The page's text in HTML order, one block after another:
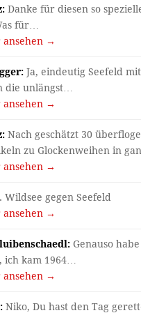
Danke für diesen so
für…
ansehen →
Ja, eindeutig Seefeld
die unlängst…
ansehen →
Nach geschätzt 30
zu Glockenweihen in
ansehen →
Wildsee gegen Seefeld
ansehen →
Genauso
kam 1964…
ansehen →
Niko, Du hast den Tag